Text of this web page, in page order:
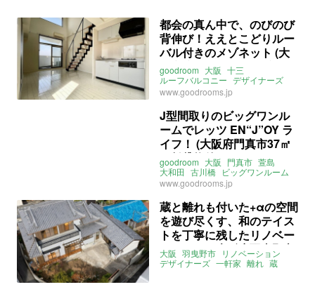
都会の真ん中で、のびのび
背伸び！ええとこどりルー
バル付きのメゾネット (大
阪市淀川区45㎡の賃貸物
件)
goodroom 大阪 十三
ルーフバルコニー デザイナーズ
メゾネット ライター：葱山紫蘇子
賃貸
www.goodrooms.jp
J型間取りのビッグワンル
ームでレッツ EN“J”OY ラ
イフ！ (大阪府門真市37㎡
の賃貸物件)
goodroom 大阪 門真市 萱島
大和田 古川橋 ビッグワンルーム
デザイナーズ
ライター：葱山紫蘇子
www.goodrooms.jp
蔵と離れも付いた+αの空間
を遊び尽くす、和のテイス
トを丁寧に残したリノベー
ション。（大阪府羽曳野市
174㎡の売買物件）
大阪 羽曳野市 リノベーション
デザイナーズ 一軒家 離れ 蔵